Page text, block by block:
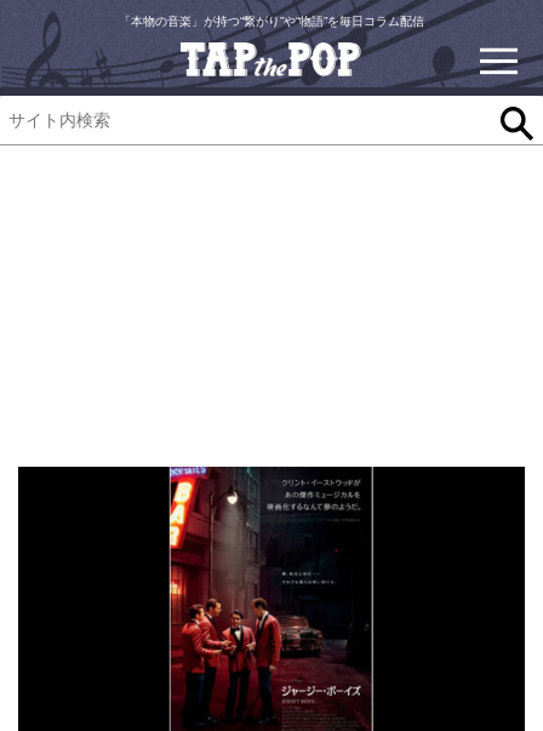
「本物の音楽」が持つ“繋がり”や“物語”を毎日コラム配信